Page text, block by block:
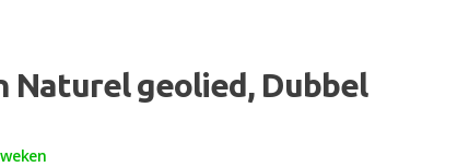
Naturel geolied, Dubbel